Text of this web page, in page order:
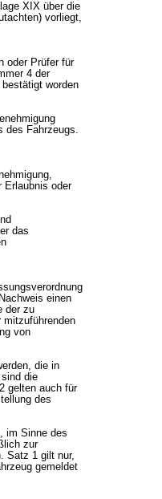
XIX über die
vorliegt,
oder Prüfer für
4 der
worden
des Fahrzeugs.
Erlaubnis oder
das
einen
der zu
mitzuführenden
von
die in
die
gelten auch für
des
im Sinne des
zur
Satz 1 gilt nur,
gemeldet